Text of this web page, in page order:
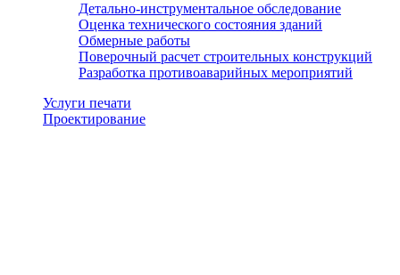
Детально-инструментальное обследование
Оценка технического состояния зданий
Обмерные работы
Поверочный расчет строительных конструкций
Разработка противоаварийных мероприятий
Услуги печати
Проектирование